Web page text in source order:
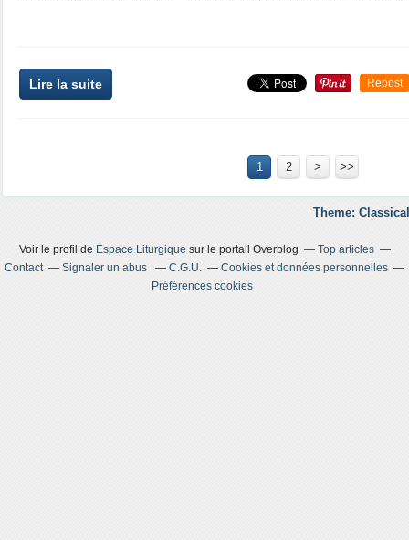
Lire la suite Repost
1 2 > >>
Theme:
Voir le profil de Espace Liturgique sur le portail Overblog
Top articles
Contact
Signaler un abus C.G.U.
Cookies et données personnelles
Préférences cookies